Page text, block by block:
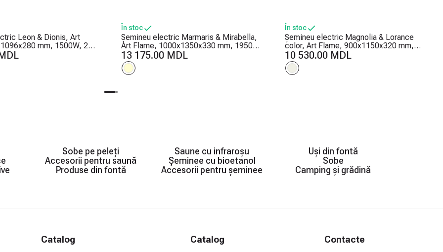
Leon & Dionis, Art
mm, 1500W, 2
5 niveluri ale
Timer
În stoc
Șemineu electric Marmaris & Mirabella,
Art Flame, 1000x1350x330 mm, 1950W,
Efect trosnet de lemne, 5 niveluri ale
intensității flăcărilor, Timer
13 175.00 MDL
În stoc
Șemineu electric Magnolia & Lorance
color, Art Flame, 900x1150x320 mm,
1500W, 3 culori ale flăcărilor, 2 trepte de
încălzire, 5 niveluri ale intensității
flăcărilor, Timer
10 530.00 MDL
Sobe pe peleți Saune cu infraroșu
Uși din fontă
Accesorii pentru saună Șeminee cu bioetanol
Sobe
Produse din fontă Accesorii pentru șeminee
Camping și grădină
Catalog Catalog Contacte